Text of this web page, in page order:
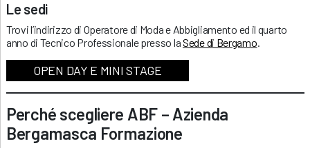
Le sedi
Trovi l’indirizzo di Operatore di Moda e Abbigliamento ed il quarto
anno di Tecnico Professionale presso laSede di Bergamo.
OPEN DAY E MINI STAGE
Perché scegliere ABF – Azienda
Bergamasca Formazione